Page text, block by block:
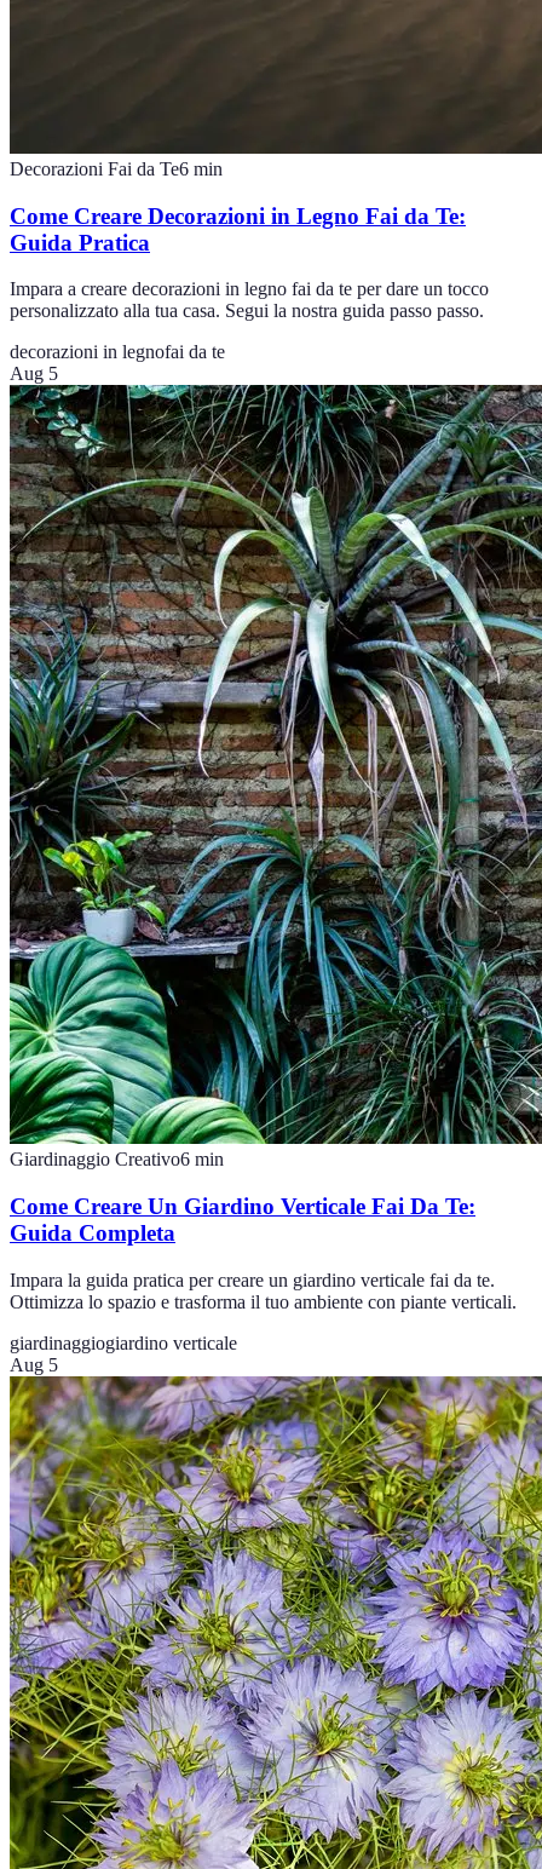
Decorazioni Fai da Te6 min
Come Creare Decorazioni in Legno Fai da Te:
Guida Pratica
Impara a creare decorazioni in legno fai da te per dare un tocco
personalizzato alla tua casa. Segui la nostra guida passo passo.
decorazioni in legnofai da te
Aug 5
Giardinaggio Creativo6 min
Come Creare Un Giardino Verticale Fai Da Te:
Guida Completa
Impara la guida pratica per creare un giardino verticale fai da te.
Ottimizza lo spazio e trasforma il tuo ambiente con piante verticali.
giardinaggiogiardino verticale
Aug 5